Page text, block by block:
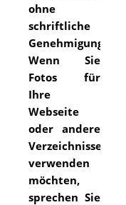
ohne
schriftliche
Genehmigung.
Wenn Sie
Fotos für
Ihre
Webseite
oder andere
Verzeichnisse
verwenden
möchten,
sprechen Sie